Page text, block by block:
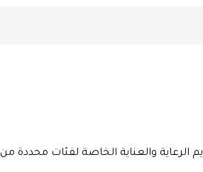
الرعاية والعناية الخاصة لفئات محددة من